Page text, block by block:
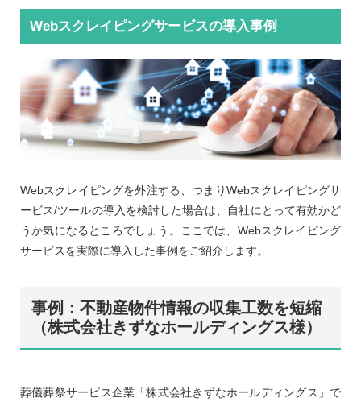
Webスクレイピングサービスの導入事例
Webスクレイピングを外注する、つまりWebスクレイピングサ
ービス/ツールの導入を検討した場合は、自社にとって有効かど
うか気になるところでしょう。ここでは、Webスクレイピング
サービスを実際に導入した事例をご紹介します。
事例：不動産物件情報の収集工数を短縮
（株式会社きずなホールディングス様）
葬儀葬祭サービス企業「株式会社きずなホールディングス」で